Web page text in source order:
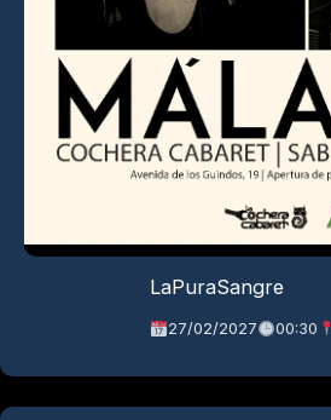
LaPuraSangre
27/02/2027 00:30